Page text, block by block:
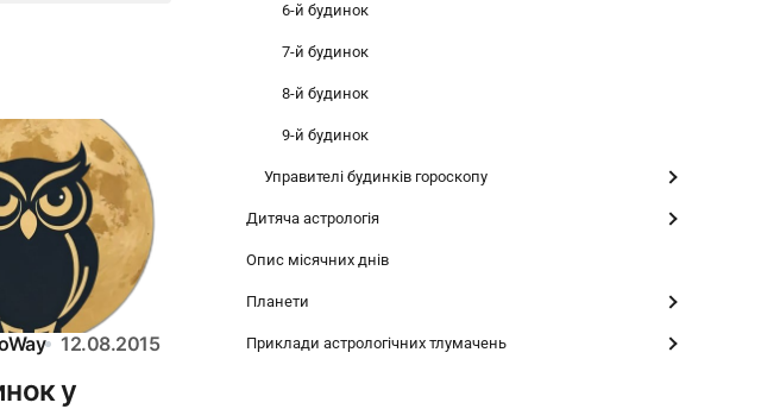
12.08.2015
у
6-й будинок
7-й будинок
8-й будинок
9-й будинок
Управителі будинків гороскопу
Дитяча астрологія
Опис місячних днів
Планети
Приклади астрологічних тлумачень